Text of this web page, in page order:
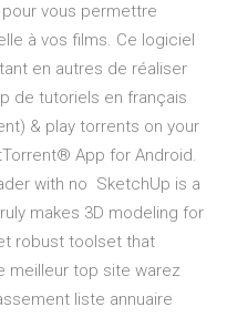
vous permettre
à vos films. Ce logiciel
en autres de réaliser
de tutoriels en français
& play torrents on your
App for Android.
with no SketchUp is a
makes 3D modeling for
robust toolset that
meilleur top site warez
liste annuaire